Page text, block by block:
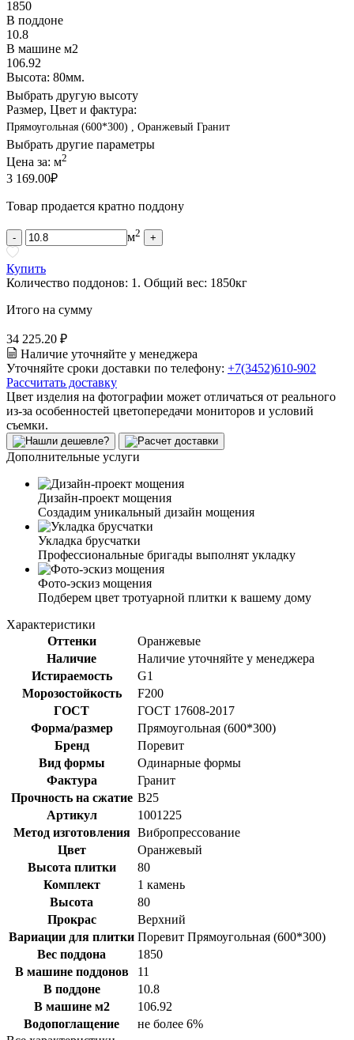
1850
В поддоне
10.8
В машине м2
106.92
Высота: 80мм.
Выбрать другую высоту
Размер, Цвет и фактура:
Прямоугольная (600*300) , Оранжевый Гранит
Выбрать другие параметры
Цена за: м2
3 169.00₽
Товар продается кратно поддону
- м2 +
Купить
Количество поддонов: 1 . Общий вес: 1850кг
Итого на сумму
34 225.20 ₽
Наличие уточняйте у менеджера
Уточняйте сроки доставки по телефону: +7(3452)610-902
Рассчитать доставку
Цвет изделия на фотографии может отличаться от реального
из-за особенностей цветопередачи мониторов и условий
съемки.
Дополнительные услуги
Дизайн-проект мощения
Создадим уникальный дизайн мощения
Укладка брусчатки
Профессиональные бригады выполнят укладку
Фото-эскиз мощения
Подберем цвет тротуарной плитки к вашему дому
Характеристики
Оттенки
Оранжевые
Наличие
Наличие уточняйте у менеджера
Истираемость
G1
Морозостойкость
F200
ГОСТ
ГОСТ 17608-2017
Форма/размер
Прямоугольная (600*300)
Бренд
Поревит
Вид формы
Одинарные формы
Фактура
Гранит
Прочность на сжатие B25
Артикул
1001225
Метод изготовления Вибропрессование
Цвет
Оранжевый
Высота плитки
80
Комплект
1 камень
Высота
80
Прокрас
Верхний
Вариации для плитки Поревит Прямоугольная (600*300)
Вес поддона
1850
В машине поддонов
11
В поддоне
10.8
В машине м2
106.92
Водопоглащение
не более 6%